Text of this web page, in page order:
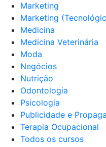
Marketing
Marketing
Medicina
Medicina Veterinária
Moda
Negócios
Nutrição
Odontologia
Psicologia
Publicidade e
Terapia Ocupacional
Todos os cursos